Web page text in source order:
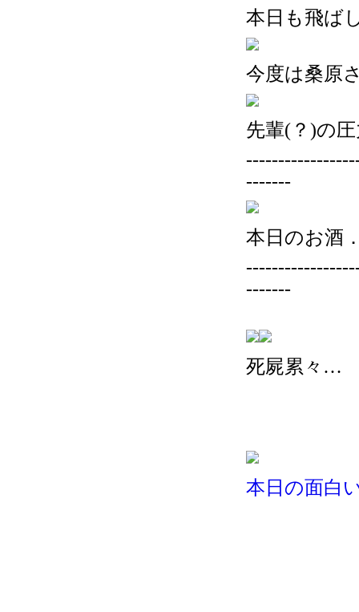
本日も飛ば
今度は桑原
先輩(？)の
-------
本日のお酒
-------
死屍累々…
本日の面白